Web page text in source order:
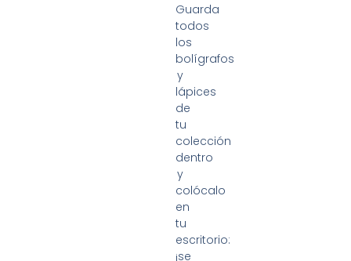
Guarda
todos
los
bolígrafos
y
lápices
de
tu
colección
dentro
y
colócalo
en
tu
escritorio:
¡se